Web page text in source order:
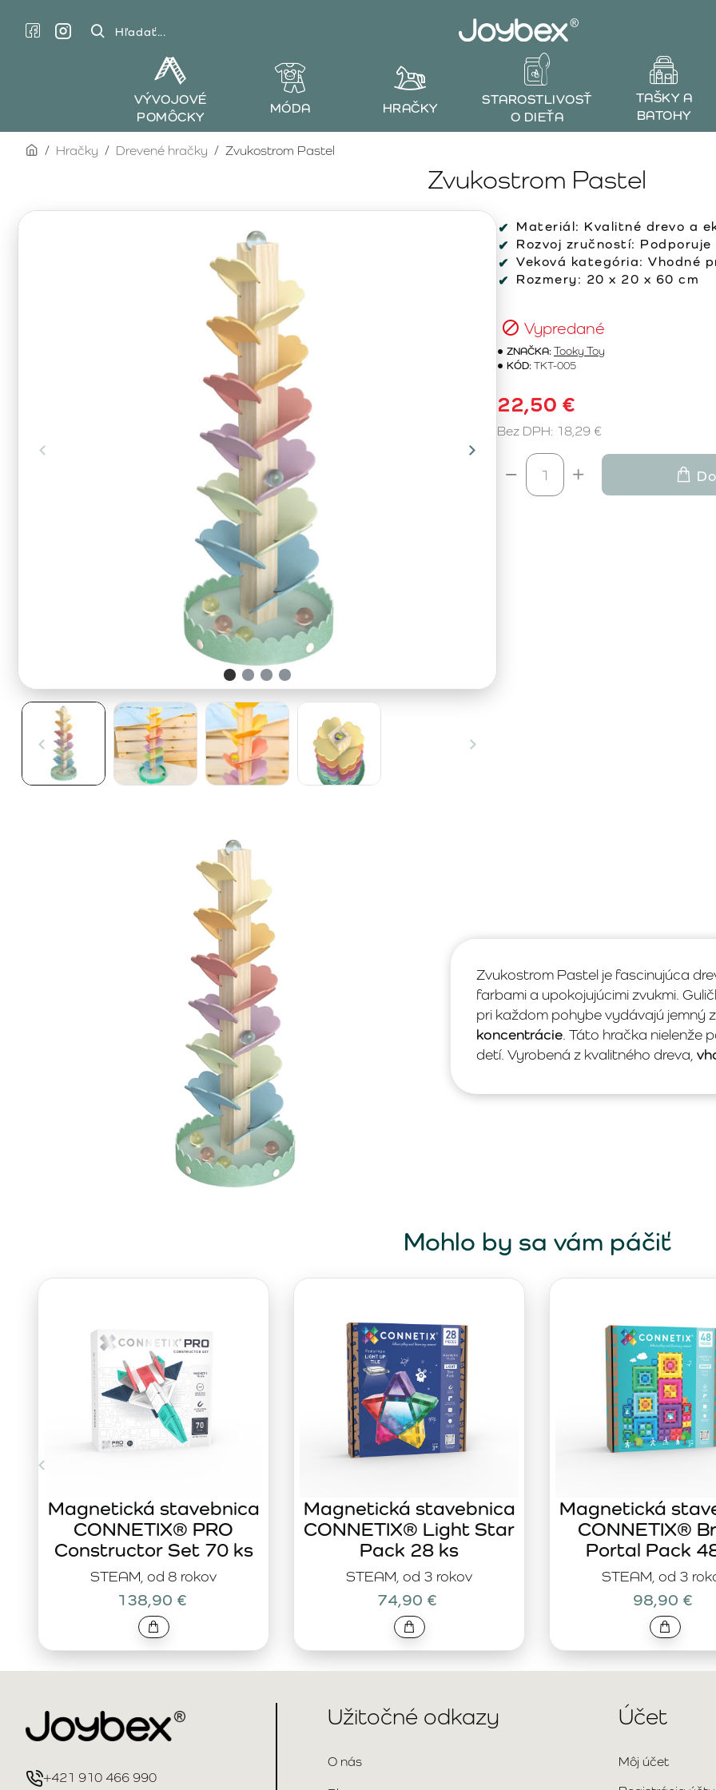
Hľadať...
VÝVOJOVÉ
POMÔCKY
MÓDA HRAČKY
STAROSTLIVOSŤ
O DIEŤA
TAŠKY A
BATOHY
Zvukostrom Pastel
homeHračky Drevené hračky Zvukostrom Pastel
Materiál: Kvalitné drevo a
Rozvoj zručností: Podporuje
Veková kategória: Vhodné
Rozmery: 20 x 20 x 60 cm
Vypredané
ZNAČKA:Tooky Toy
KÓD:TKT-005
22,50 €
Bez DPH: 18,29 €
Zvukostrom Pastel je fascinujúca
farbami a upokojujúcimi zvukmi.
pri každom pohybe vydávajú jemný
koncentrácie. Táto hračka nielenže
detí. Vyrobená z kvalitného dreva,
Mohlo by sa vám páčiť
STEAM, od 8 rokov
Magnetická stavebnica
CONNETIX® PRO
Constructor Set 70 ks
138,90 €
STEAM, od 3 rokov
Magnetická stavebnica
CONNETIX® Light Star
Pack 28 ks
74,90 €
STEAM, od 3
Magnetická
CONNETIX®
Portal Pack
98,90 €
+421 910 466 990
Užitočné odkazy
O nás
Účet
Môj účet